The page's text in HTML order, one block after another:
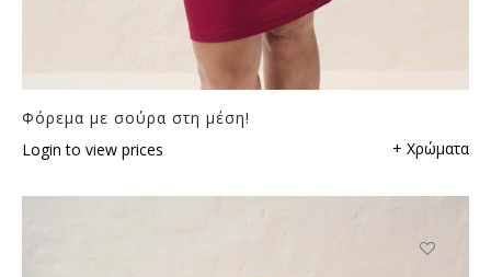
Φόρεμα με σούρα στη μέση!
Login to view prices
+ Χρώματα